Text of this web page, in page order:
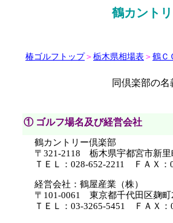
鶴カント
椿ゴルフトップ＞栃木県相場表＞鶴Ｃ
同倶楽部の名
① ゴルフ場名及び経営会社
鶴カントリー倶楽部
〒321-2118 栃木県宇都宮市新里
ＴＥＬ：028-652-2211 ＦＡＸ：
経営会社：鶴屋産業（株）
〒101-0061 東京都千代田区麹町
ＴＥＬ：03-3265-5451 ＦＡＸ：